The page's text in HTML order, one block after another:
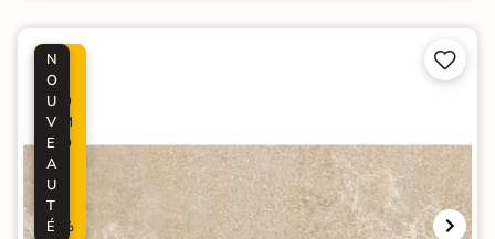
R
O
M
O
%
N
O
U
V
E
A
U
T
É

